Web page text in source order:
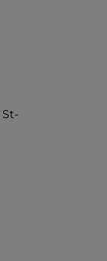
St-